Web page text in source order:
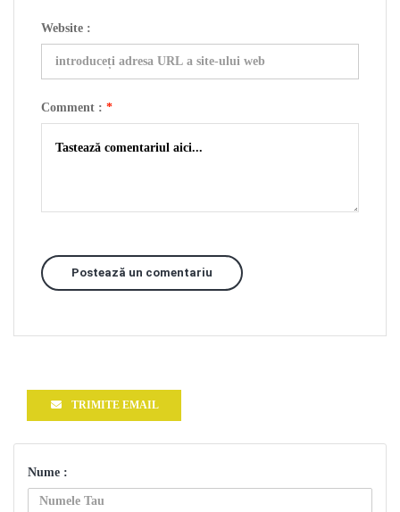
Website :
Comment : *
Postează un comentariu
TRIMITE EMAIL
Nume :